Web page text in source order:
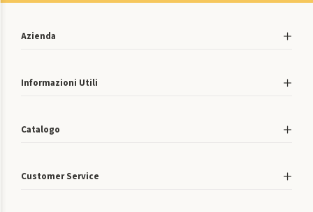
Azienda
Informazioni Utili
Catalogo
Customer Service